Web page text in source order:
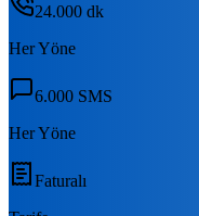
24.000 dk
Her Yöne
6.000 SMS
Her Yöne
Faturalı